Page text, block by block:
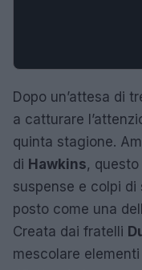
Dopo un’attesa di
a catturare
quinta stagione.
di Hawkins,
suspense e colpi
posto come una
Creata dai fratelli
mescolare elementi